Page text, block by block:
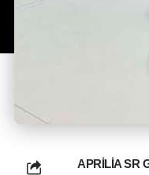
APRİLİA SR